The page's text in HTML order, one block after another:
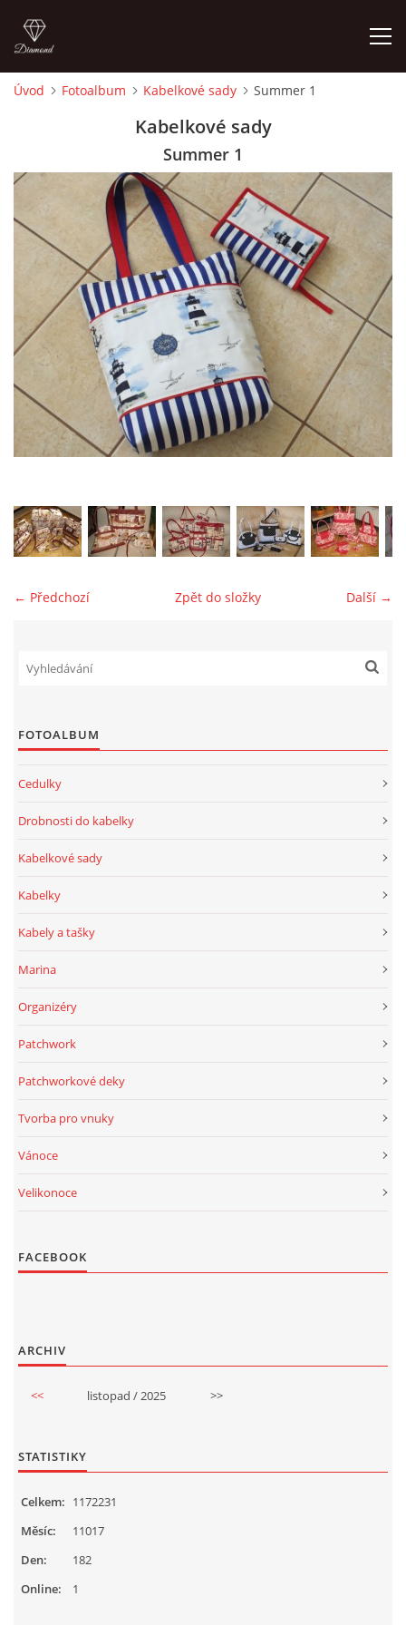
CEDULKY
MOJE POSLEDNÍ PRÁCE
jk-laguna@seznam.cz
Úvod Fotoalbum Kabelkové sady Summer 1
Kabelkové sady
Summer 1
← Předchozí Další →
Zpět do složky
FOTOALBUM
Cedulky
Drobnosti do kabelky
Kabelkové sady
Kabelky
Kabely a tašky
Marina
Organizéry
Patchwork
Patchworkové deky
Tvorba pro vnuky
Vánoce
Velikonoce
FACEBOOK
ARCHIV
<< listopad / 2025 >>
STATISTIKY
Online: 1
Celkem: 1172231
Měsíc:
11017
Den:
182